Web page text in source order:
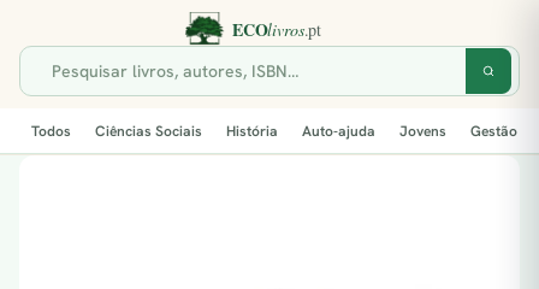
Todos Ciências Sociais História Auto-ajuda Jovens Gestão